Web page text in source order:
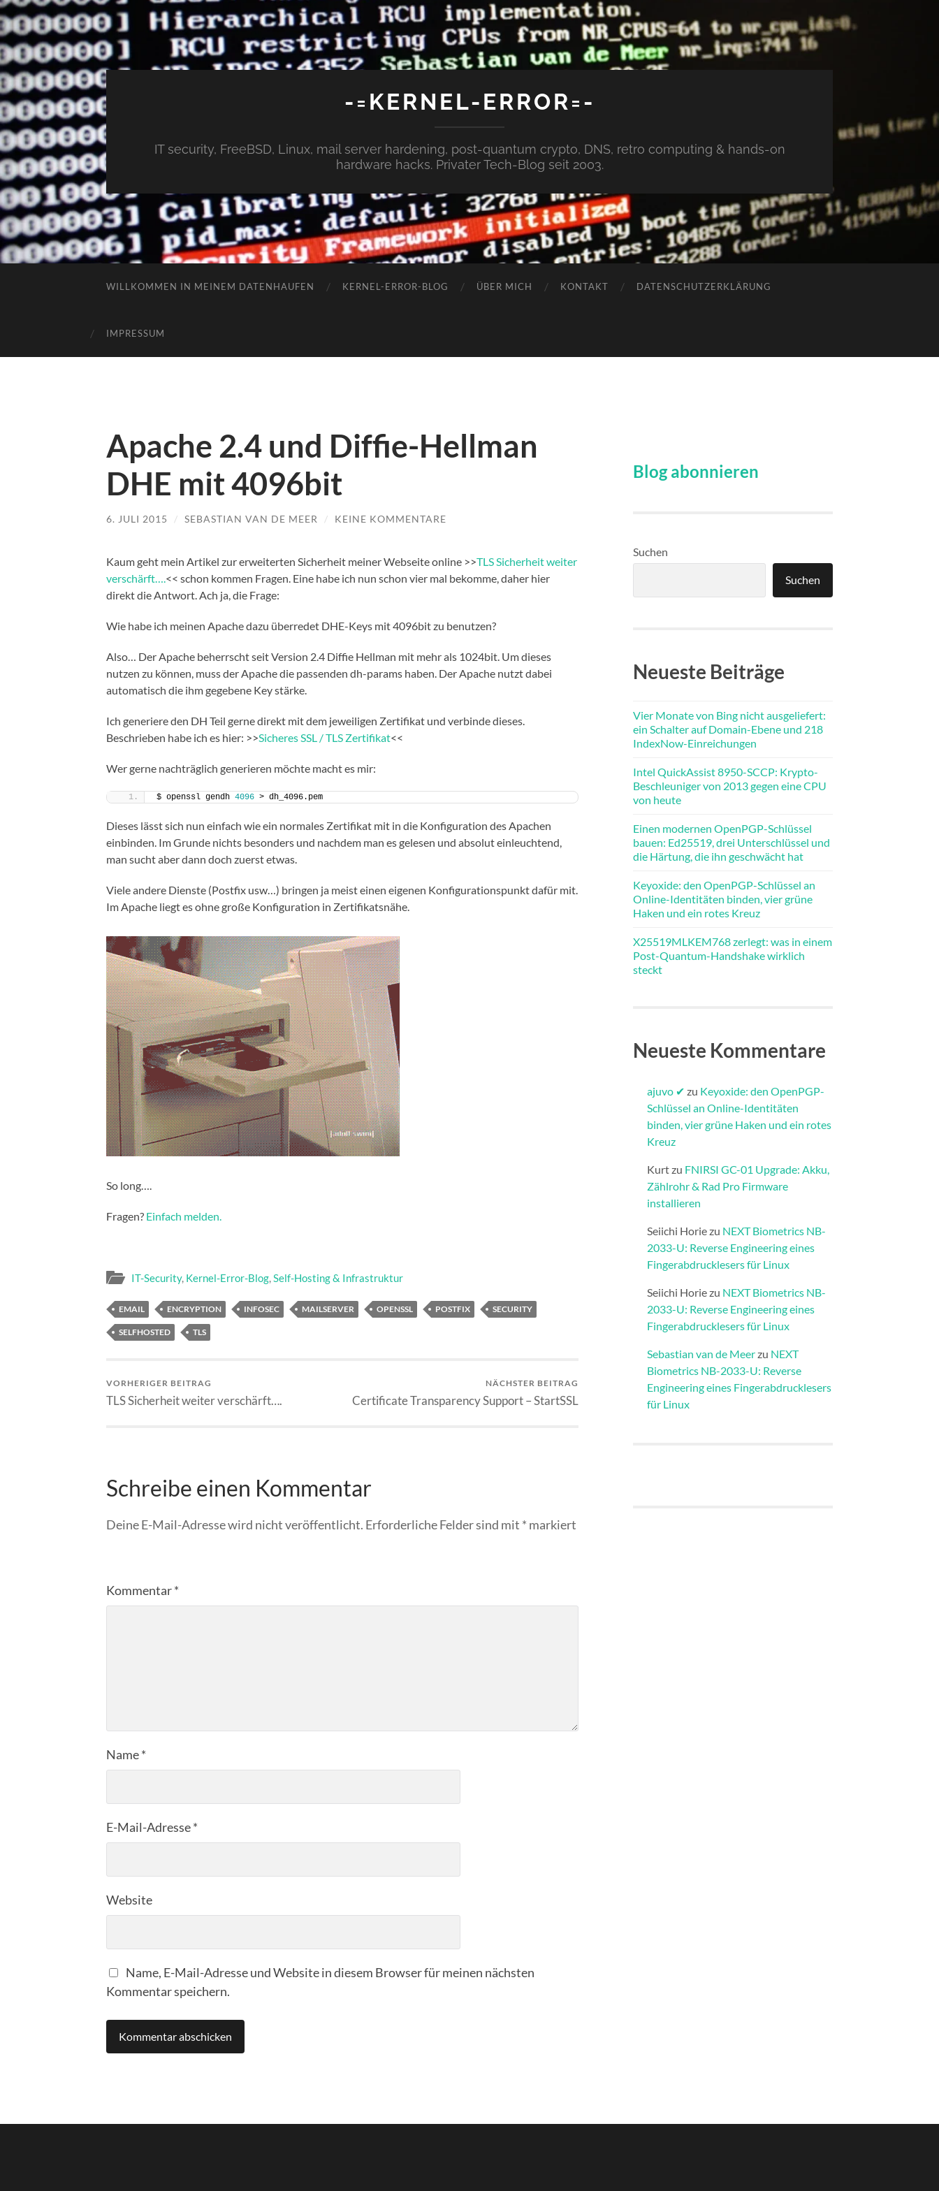
-=KERNEL-ERROR=-
IT security, FreeBSD, Linux, mail server hardening, post-quantum crypto, DNS, retro computing & hands-on
hardware hacks. Privater Tech-Blog seit 2003.
WILLKOMMEN IN MEINEM DATENHAUFEN KERNEL-ERROR-BLOG ÜBER MICH KONTAKT DATENSCHUTZERKLÄRUNG
IMPRESSUM
Apache 2.4 und Diffie-Hellman
DHE mit 4096bit
6. JULI 2015 / SEBASTIAN VAN DE MEER / KEINE KOMMENTARE
Kaum geht mein Artikel zur erweiterten Sicherheit meiner Webseite online >>TLS Sicherheit weiter
verschärft…. << schon kommen Fragen. Eine habe ich nun schon vier mal bekomme, daher hier
direkt die Antwort. Ach ja, die Frage:
Wie habe ich meinen Apache dazu überredet DHE-Keys mit 4096bit zu benutzen?
Also… Der Apache beherrscht seit Version 2.4 Diffie Hellman mit mehr als 1024bit. Um dieses
nutzen zu können, muss der Apache die passenden dh-params haben. Der Apache nutzt dabei
automatisch die ihm gegebene Key stärke.
Ich generiere den DH Teil gerne direkt mit dem jeweiligen Zertifikat und verbinde dieses.
Beschrieben habe ich es hier: >>Sicheres SSL / TLS Zertifikat<<
Wer gerne nachträglich generieren möchte macht es mir:
$ openssl gendh 4096 > dh_4096.pem
Dieses lässt sich nun einfach wie ein normales Zertifikat mit in die Konfiguration des Apachen
einbinden. Im Grunde nichts besonders und nachdem man es gelesen und absolut einleuchtend,
man sucht aber dann doch zuerst etwas.
Viele andere Dienste (Postfix usw…) bringen ja meist einen eigenen Konfigurationspunkt dafür mit.
Im Apache liegt es ohne große Konfiguration in Zertifikatsnähe.
So long….
Fragen? Einfach melden.
IT-Security, Kernel-Error-Blog,Self-Hosting & Infrastruktur
EMAIL ENCRYPTION INFOSEC MAILSERVER OPENSSL POSTFIX SECURITY
SELFHOSTED TLS
VORHERIGER BEITRAG
TLS Sicherheit weiter verschärft….
NÄCHSTER BEITRAG
Certificate Transparency Support – StartSSL
Schreibe einen Kommentar
Deine E-Mail-Adresse wird nicht veröffentlicht. Erforderliche Felder sind mit * markiert
Kommentar*
Name*
E-Mail-Adresse*
Website
Name, E-Mail-Adresse und Website in diesem Browser für meinen nächsten
Kommentar speichern.
Blog abonnieren
Suchen
Suchen
Neueste Beiträge
Vier Monate von Bing nicht ausgeliefert:
ein Schalter auf Domain-Ebene und 218
IndexNow-Einreichungen
Intel QuickAssist 8950-SCCP: Krypto-
Beschleuniger von 2013 gegen eine CPU
von heute
Einen modernen OpenPGP-Schlüssel
bauen: Ed25519, drei Unterschlüssel und
die Härtung, die ihn geschwächt hat
Keyoxide: den OpenPGP-Schlüssel an
Online-Identitäten binden, vier grüne
Haken und ein rotes Kreuz
X25519MLKEM768 zerlegt: was in einem
Post-Quantum-Handshake wirklich
steckt
Neueste Kommentare
ajuvo ✔ zu Keyoxide: den OpenPGP-
Schlüssel an Online-Identitäten
binden, vier grüne Haken und ein rotes
Kreuz
Kurtzu FNIRSI GC-01 Upgrade: Akku,
Zählrohr & Rad Pro Firmware
installieren​
Seiichi Horiezu NEXT Biometrics NB-
2033-U: Reverse Engineering eines
Fingerabdrucklesers für Linux
Seiichi Horiezu NEXT Biometrics NB-
2033-U: Reverse Engineering eines
Fingerabdrucklesers für Linux
Sebastian van de Meerzu NEXT
Biometrics NB-2033-U: Reverse
Engineering eines Fingerabdrucklesers
für Linux